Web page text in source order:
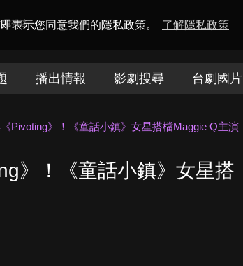
表示您同意我們的隱私政策。 了解隱私政策
電視迷
播出情報 影劇搜尋 台劇國片
Pivoting》！《童話小鎮》女星搭檔Maggie Q主演
》！《童話小鎮》女星搭